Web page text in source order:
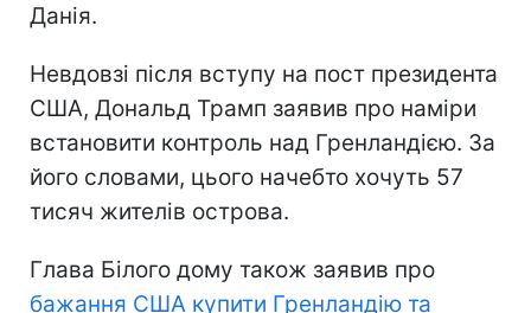
Данія.
Невдовзі після вступу на пост президента
США, Дональд Трамп заявив про наміри
встановити контроль над Гренландією. За
його словами, цього начебто хочуть 57
тисяч жителів острова.
Глава Білого дому також заявив про
бажання США купити Гренландію та